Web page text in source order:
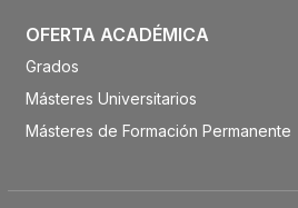
OFERTA ACADÉMICA
Grados
Másteres Universitarios
Másteres de Formación Permanente